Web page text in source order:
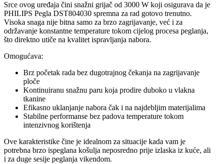
Srce ovog uređaja čini snažni grijač od 3000 W koji osigurava da je
PHILIPS Pegla DST804030 spremna za rad gotovo trenutno.
Visoka snaga nije bitna samo za brzo zagrijavanje, već i za
održavanje konstantne temperature tokom cijelog procesa peglanja,
što direktno utiče na kvalitet ispravljanja nabora.
Omogućava:
Brz početak rada bez dugotrajnog čekanja na zagrijavanje
ploče
Kontinuiranu snažnu paru koja prodire duboko u vlakna
tkanine
Efikasno uklanjanje nabora čak i na najdebljim materijalima
Stabilne performanse bez padova temperature tokom
intenzivnog korištenja
Ove karakteristike čine je idealnom za situacije kada vam je
potrebna brzo ispeglana košulja neposredno prije izlaska iz kuće, ali
i za duge sesije peglanja vikendom.